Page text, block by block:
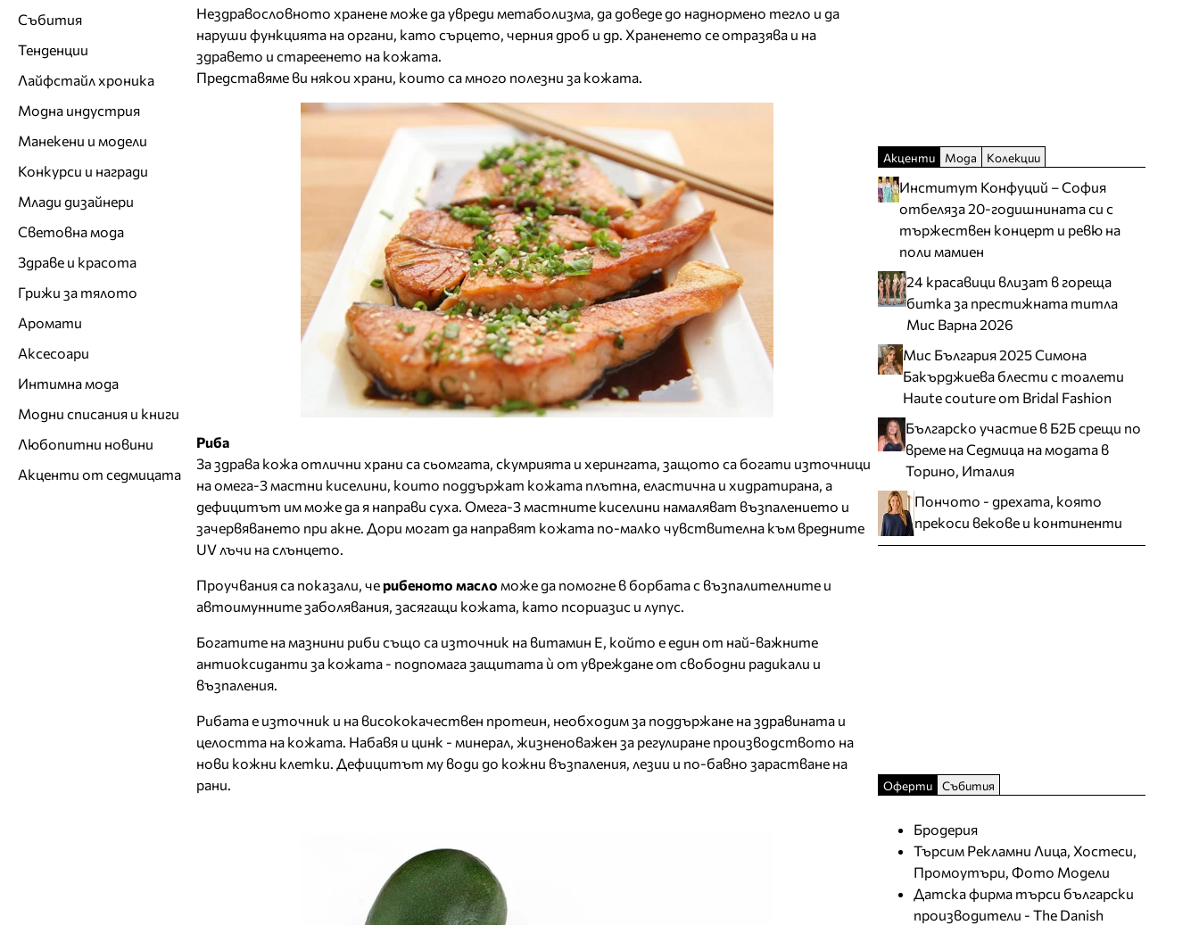
Нездравословното хранене може да увреди метаболизма, да доведе до наднормено тегло и да
наруши функцията на органи, като сърцето, черния дроб и др. Храненето се отразява и на
здравето и стареенето на кожата.
Представяме ви някои храни, които са много полезни за кожата.
Риба
За здрава кожа отлични храни са сьомгата, скумрията и херингата, защото са богати източници
на омега-3 мастни киселини, които поддържат кожата плътна, еластична и хидратирана, а
дефицитът им може да я направи суха. Омега-3 мастните киселини намаляват възпалението и
зачервяването при акне. Дори могат да направят кожата по-малко чувствителна към вредните
UV лъчи на слънцето.
Проучвания са показали, че рибеното масло може да помогне в борбата с възпалителните и
автоимунните заболявания, засягащи кожата, като псориазис и лупус.
Богатите на мазнини риби също са източник на витамин Е, който е един от най-важните
антиоксиданти за кожата - подпомага защитата ѝ от увреждане от свободни радикали и
възпаления.
Рибата е източник и на висококачествен протеин, необходим за поддържане на здравината и
целостта на кожата. Набавя и цинк - минерал, жизненоважен за регулиране производството на
нови кожни клетки. Дефицитът му води до кожни възпаления, лезии и по-бавно зарастване на
рани.
Събития
Тенденции
Лайфстайл хроника
Модна индустрия
Манекени и модели
Конкурси и награди
Млади дизайнери
Световна мода
Здраве и красота
Грижи за тялото
Аромати
Аксесоари
Интимна мода
Модни списания и книги
Любопитни новини
Акценти от седмицата
Акценти Мода Колекции
Институт Конфуций – София
отбеляза 20-годишнината си с
тържествен концерт и ревю на
поли мамиен
24 красавици влизат в гореща
битка за престижната титла
Мис Варна 2026
Мис България 2025 Симона
Бакърджиева блести с тоалети
Haute couture от Bridal Fashion
Българско участие в Б2Б срещи по
време на Седмица на модата в
Торино, Италия
Пончото - дрехата, която
прекоси векове и континенти
Оферти Събития
Бродерия
Търсим Рекламни Лица, Хостеси,
Промоутъри, Фото Модели
Датска фирма търси български
производители - The Danish